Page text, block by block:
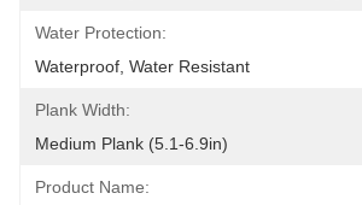
Water Protection:
Waterproof, Water Resistant
Plank Width:
Medium Plank (5.1-6.9in)
Product Name: